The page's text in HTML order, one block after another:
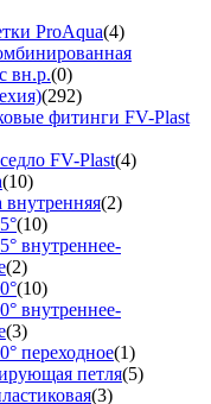
ProAqua(4)
вн.р.(0)
(292)
фитинги FV-Plast
FV-Plast(4)
(10)
внутренняя(2)
(10)
внутреннее-
(2)
(10)
внутреннее-
(3)
переходное(1)
петля(5)
(3)